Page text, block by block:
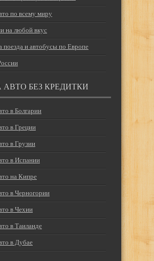
по всему миру
на любой вкус
поезда и автобусы по Европе
АВТО БЕЗ КРЕДИТКИ
в Болгарии
в Греции
в Грузии
в Испании
на Кипре
в Черногории
в Чехии
в Таиланде
в Дубае